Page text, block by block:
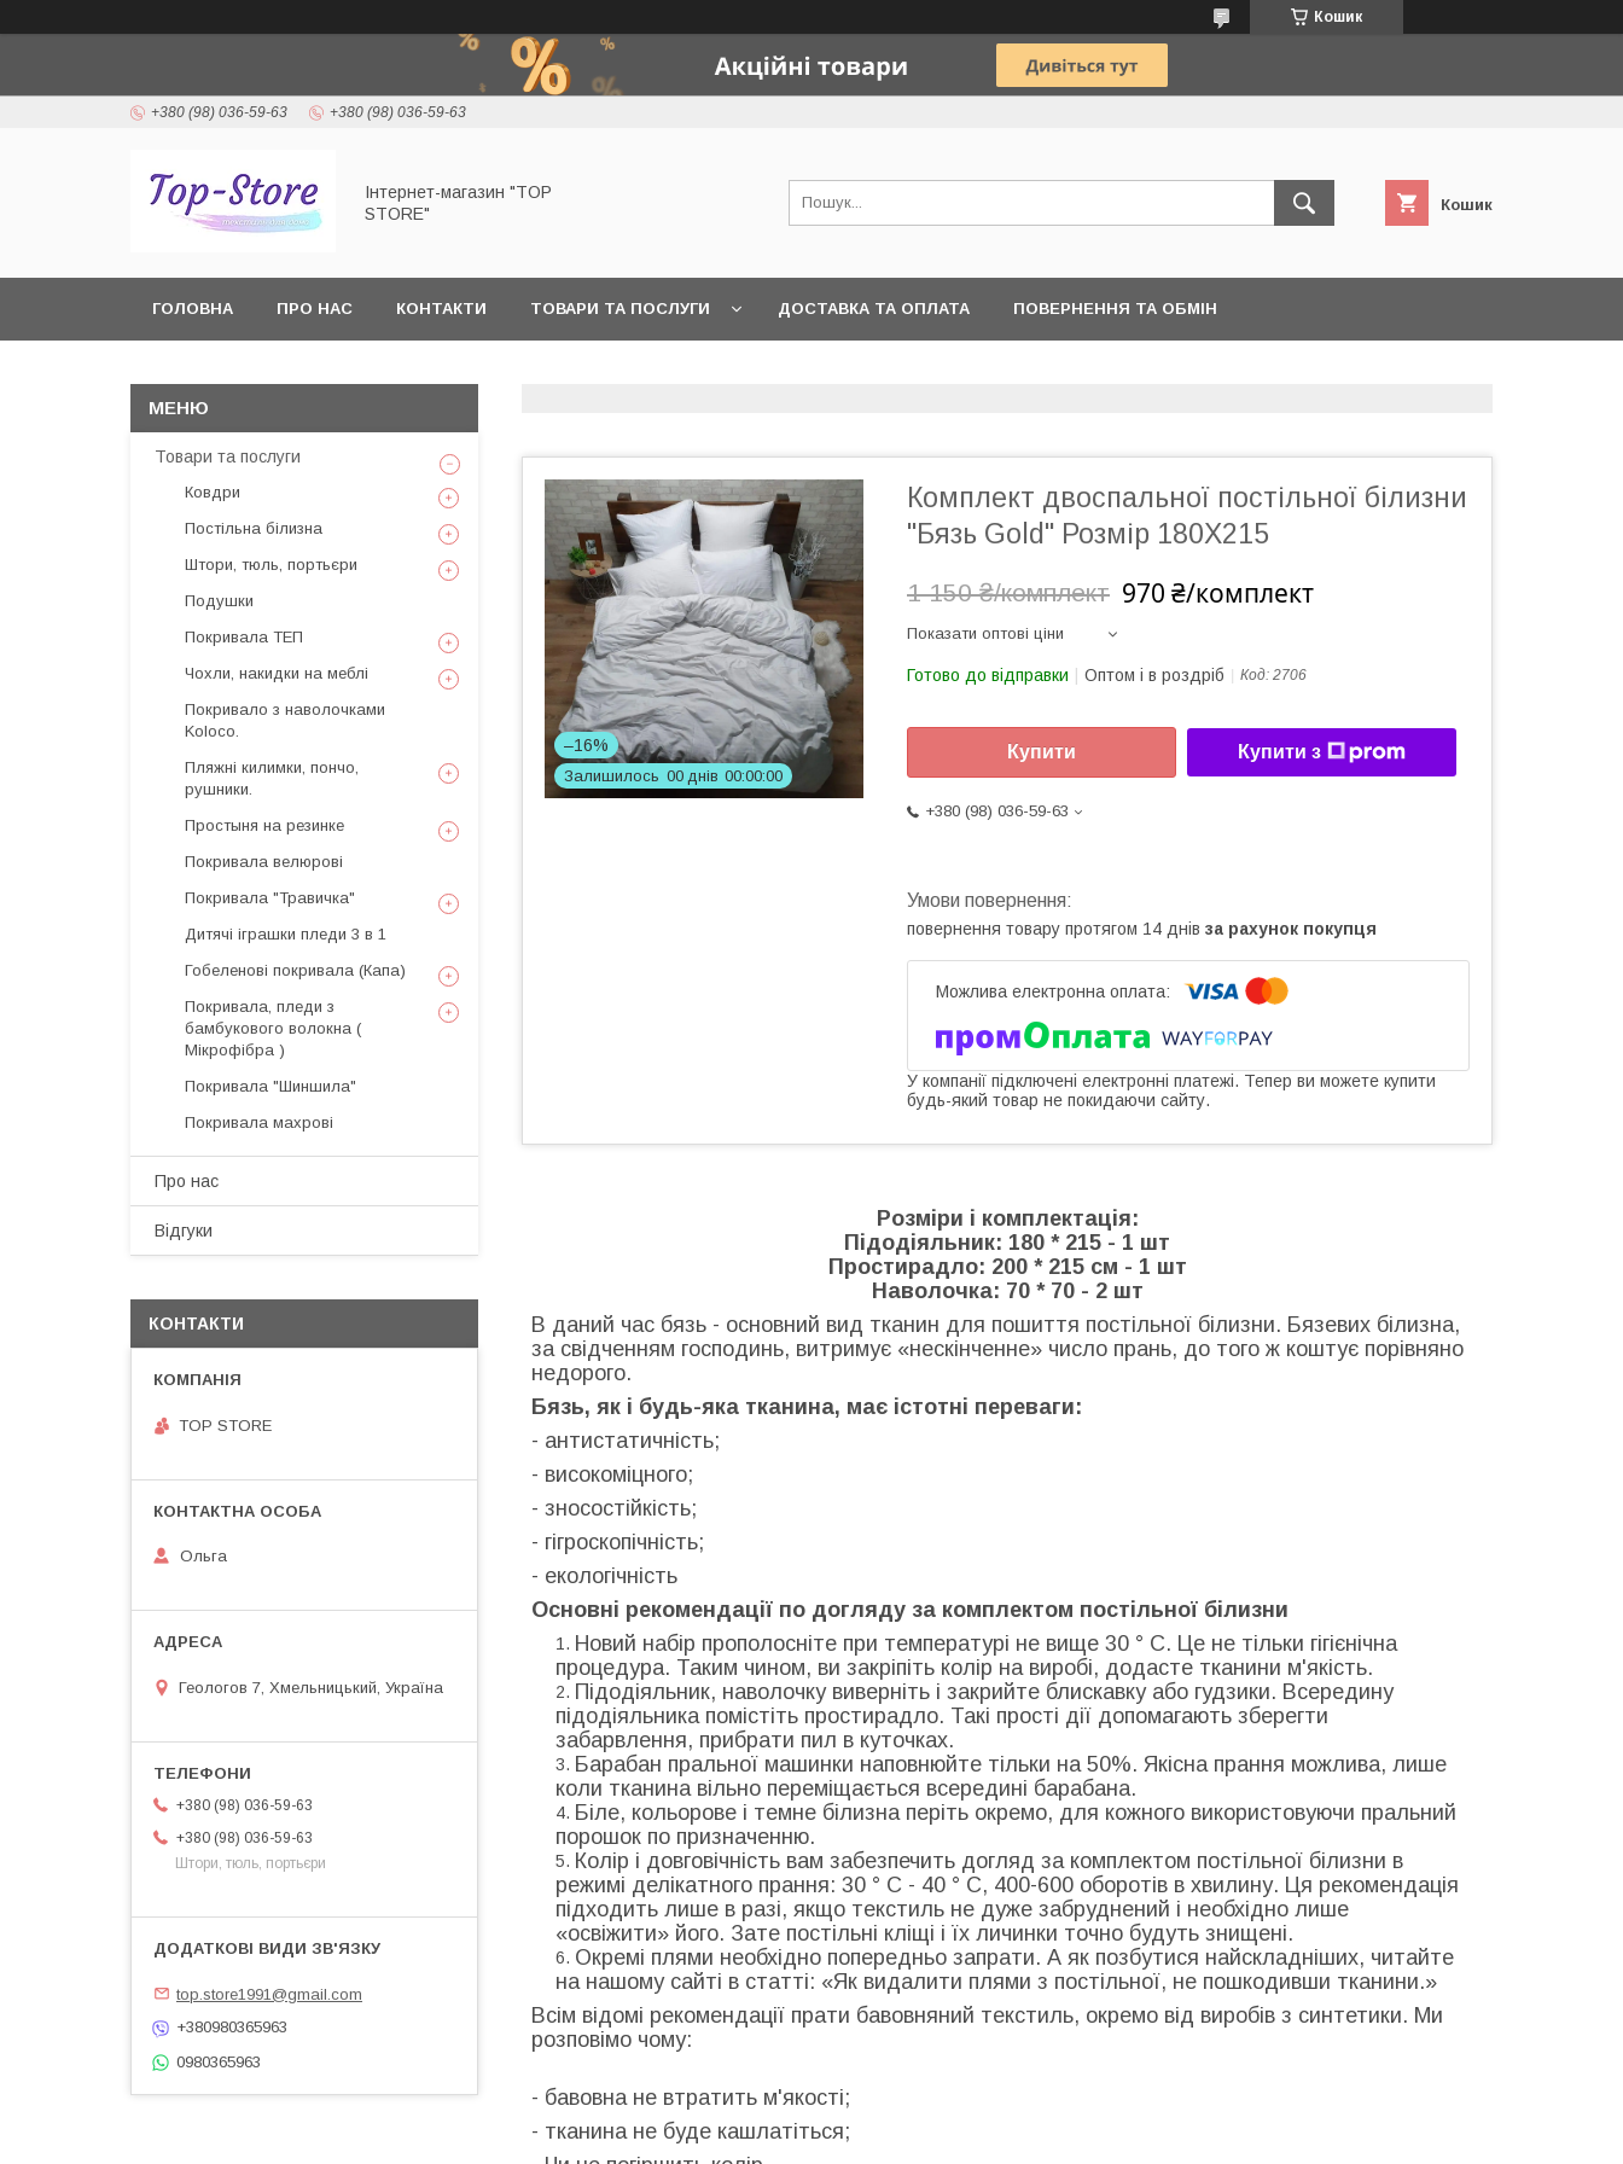
Кошик
+380 (98) 036-59-63 +380 (98) 036-59-63
Інтернет-магазин "TOP
STORE"
Кошик
ГОЛОВНА ПРО НАС КОНТАКТИ ТОВАРИ ТА ПОСЛУГИ ДОСТАВКА ТА ОПЛАТА ПОВЕРНЕННЯ ТА ОБМІН
–16%
Залишилось 00 днів 00 00 00
Комплект двоспальної постільної білизни
"Бязь Gold" Розмір 180Х215
1 150 ₴/комплект 970 ₴/комплект
Показати оптові ціни
Готово до відправки Оптом і в роздріб Код: 2706
Купити Купити з
+380 (98) 036-59-63
повернення товару протягом 14 днів за рахунок покупця
У компанії підключені електронні платежі. Тепер ви можете купити
будь-який товар не покидаючи сайту.
Розміри і комплектація:
Підодіяльник: 180 * 215 - 1 шт
Простирадло: 200 * 215 см - 1 шт
Наволочка: 70 * 70 - 2 шт
В даний час бязь - основний вид тканин для пошиття постільної білизни. Бязевих білизна,
за свідченням господинь, витримує «нескінченне» число прань, до того ж коштує порівняно
недорого.
Бязь, як і будь-яка тканина, має істотні переваги:
- антистатичність;
- високоміцного;
- зносостійкість;
- гігроскопічність;
- екологічність
Основні рекомендації по догляду за комплектом постільної білизни
Новий набір прополосніте при температурі не вище 30 ° С. Це не тільки гігієнічна
процедура. Таким чином, ви закріпіть колір на виробі, додасте тканини м'якість.
Підодіяльник, наволочку виверніть і закрийте блискавку або гудзики. Всередину
підодіяльника помістіть простирадло. Такі прості дії допомагають зберегти
забарвлення, прибрати пил в куточках.
Барабан пральної машинки наповнюйте тільки на 50%. Якісна прання можлива, лише
коли тканина вільно переміщається всередині барабана.
Біле, кольорове і темне білизна періть окремо, для кожного використовуючи пральний
порошок по призначенню.
Колір і довговічність вам забезпечить догляд за комплектом постільної білизни в
режимі делікатного прання: 30 ° С - 40 ° С, 400-600 оборотів в хвилину. Ця рекомендація
підходить лише в разі, якщо текстиль не дуже забруднений і необхідно лише
«освіжити» його. Зате постільні кліщі і їх личинки точно будуть знищені.
Окремі плями необхідно попередньо запрати. А як позбутися найскладніших, читайте
на нашому сайті в статті: «Як видалити плями з постільної, не пошкодивши тканини.»
Всім відомі рекомендації прати бавовняний текстиль, окремо від виробів з синтетики. Ми
розповімо чому:
- бавовна не втратить м'якості;
- тканина не буде кашлатіться;
Товари та послуги
Ковдри
Постільна білизна
Штори, тюль, портьєри
Подушки
Покривала ТЕП
Чохли, накидки на меблі
Покривало з наволочками
Koloco.
Пляжні килимки, пончо,
рушники.
Простыня на резинке
Покривала велюрові
Покривала "Травичка"
Дитячі іграшки пледи 3 в 1
Гобеленові покривала (Капа)
Покривала, пледи з
бамбукового волокна (
Мікрофібра )
Покривала "Шиншила"
Покривала махрові
Про нас
Відгуки
КОНТАКТИ
TOP STORE
Ольга
Геологов 7, Хмельницький, Україна
+380 (98) 036-59-63
+380 (98) 036-59-63
Штори, тюль, портьєри
top.store1991@gmail.com
+380980365963
0980365963